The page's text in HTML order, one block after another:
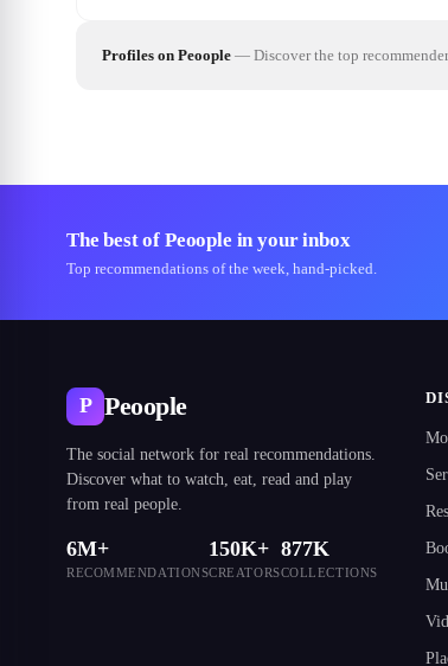
Profiles on Peoople — Discover the top
The best of Peoople in your inbox
Top recommendations of the week, hand-picked.
P Peoople
The social network for real recommendations.
Discover what to watch, eat, read and play
from real people.
6M+
RECOMMENDATIONS
150K+
CREATORS
877K
COLLECTIONS